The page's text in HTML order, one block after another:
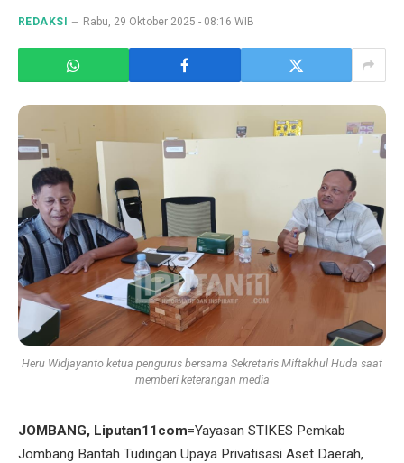
REDAKSI Rabu, 29 Oktober 2025 - 08:16 WIB
Heru Widjayanto ketua pengurus bersama Sekretaris Miftakhul Huda saat
memberi keterangan media
JOMBANG, Liputan11com=Yayasan STIKES Pemkab
Jombang Bantah Tudingan Upaya Privatisasi Aset Daerah,